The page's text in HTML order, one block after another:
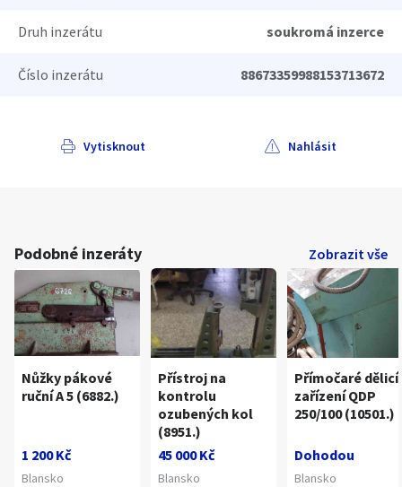
Druh inzerátu soukromá inzerce
Číslo inzerátu 88673359988153713672
Vytisknout Nahlásit
Podobné inzeráty Zobrazit vše
Nůžky pákové
ruční A 5 (6882.)
1 200 Kč
Blansko
Přístroj na
kontrolu
ozubených kol
(8951.)
45 000 Kč
Blansko
Přímočaré dělicí
zařízení QDP
250/100 (10501.)
Dohodou
Blansko